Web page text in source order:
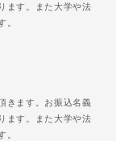
ます。また大学や法
。
きます。お振込名義
ます。また大学や法
。